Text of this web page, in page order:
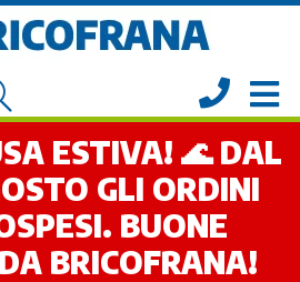
ESTIVA! 🌊 DAL
GLI ORDINI
BUONE
BRICOFRANA!